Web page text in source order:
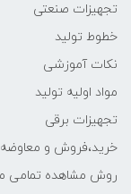
تجهیزات صنعتی
خطوط تولید
نکات آموزشی
مواد اولیه تولید
تجهیزات برقی
خرید،فروش و معاوضه
روش مشاهده تمامی